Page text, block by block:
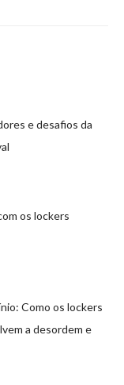
e desafios da
os lockers
Como os lockers
a desordem e